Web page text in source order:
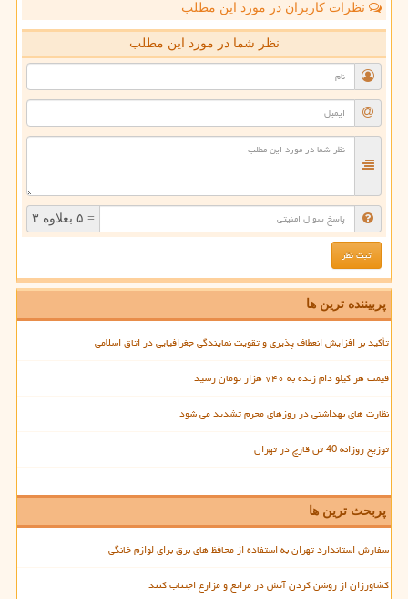
نظرات کاربران در مورد این مطلب
نظر شما در مورد این مطلب
= ۵ بعلاوه ۳
پربیننده ترین ها
تأکید بر افزایش انعطاف پذیری و تقویت نمایندگی جغرافیایی در اتاق اسلامی
قیمت هر کیلو دام زنده به ۷۴۰ هزار تومان رسید
نظارت های بهداشتی در روزهای محرم تشدید می شود
توزیع روزانه 40 تن قارچ در تهران
پربحث ترین ها
سفارش استاندارد تهران به استفاده از محافظ های برق برای لوازم خانگی
کشاورزان از روشن کردن آتش در مراتع و مزارع اجتناب کنند